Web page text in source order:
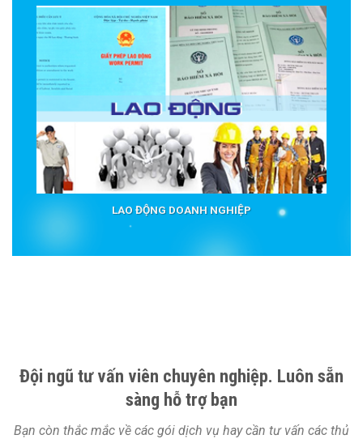
LAO ĐỘNG DOANH NGHIỆP
Đội ngũ tư vấn viên chuyên nghiệp. Luôn sẵn
sàng hỗ trợ bạn
Bạn còn thắc mắc về các gói dịch vụ hay cần tư vấn các thủ